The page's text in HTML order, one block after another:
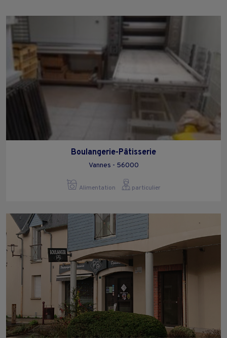
Boulangerie-Pâtisserie
Vannes - 56000
Alimentation particulier